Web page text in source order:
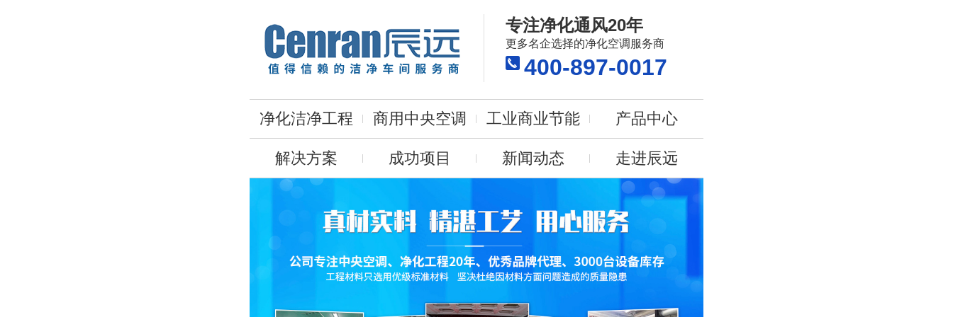
专注净化通风20年
更多名企选择的净化空调服务商
400-897-0017
净化洁净工程 商用中央空调 工业商业节能 产品中心
解决方案 成功项目 新闻动态 走进辰远